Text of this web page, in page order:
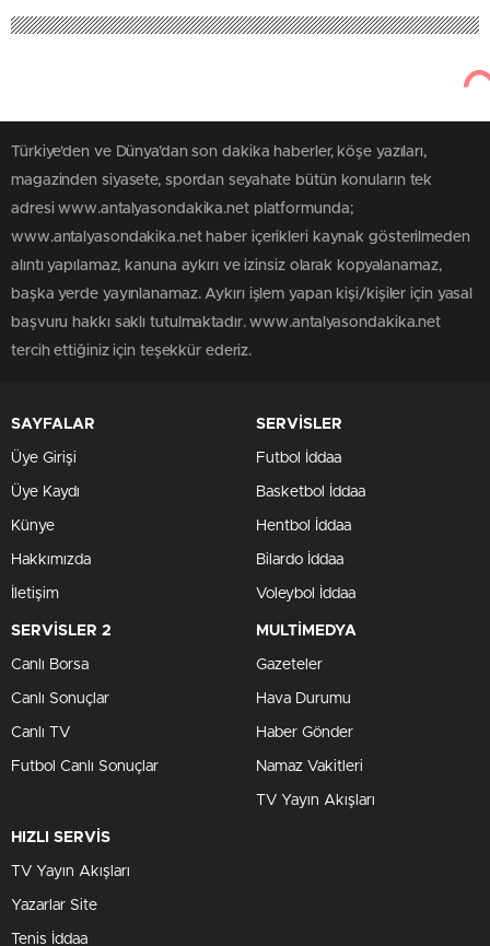
Türkiye'den ve Dünya’dan son dakika haberler, köşe yazıları,
magazinden siyasete, spordan seyahate bütün konuların tek
adresi www.antalyasondakika.net platformunda;
www.antalyasondakika.net haber içerikleri kaynak gösterilmeden
alıntı yapılamaz, kanuna aykırı ve izinsiz olarak kopyalanamaz,
başka yerde yayınlanamaz. Aykırı işlem yapan kişi/kişiler için yasal
başvuru hakkı saklı tutulmaktadır. www.antalyasondakika.net
tercih ettiğiniz için teşekkür ederiz.
SAYFALAR
Üye Girişi
Üye Kaydı
Künye
Hakkımızda
İletişim
SERVİSLER
Futbol İddaa
Basketbol İddaa
Hentbol İddaa
Bilardo İddaa
Voleybol İddaa
SERVİSLER 2
Canlı Borsa
Canlı Sonuçlar
Canlı TV
Futbol Canlı Sonuçlar
MULTİMEDYA
Gazeteler
Hava Durumu
Haber Gönder
Namaz Vakitleri
TV Yayın Akışları
HIZLI SERVİS
TV Yayın Akışları
Yazarlar Site
Tenis İddaa